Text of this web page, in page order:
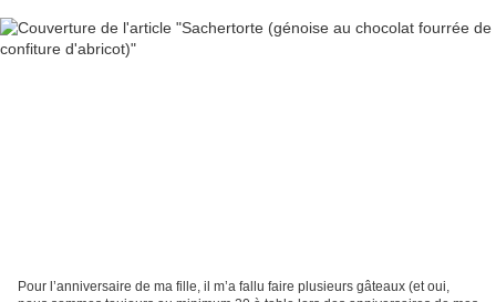
Pour l’anniversaire de ma fille, il m’a fallu faire plusieurs gâteaux (et oui,